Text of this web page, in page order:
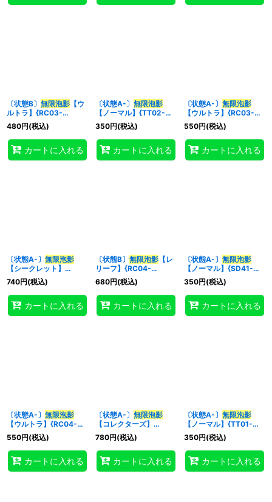
〔状態B〕 無限泡影 【ウ
ルトラ】{RC03-
JP049}《罠》
480円(税込)
カートに入れる
〔状態A-〕 無限泡影
【ノーマル】{TT02-
JPA26}《罠》
350円(税込)
カートに入れる
〔状態A-〕 無限泡影
【ウルトラ】{RC03-
JP049}《罠》
550円(税込)
カートに入れる
〔状態A-〕 無限泡影
【シークレット】
{QCDB-JP059}《罠》
740円(税込)
カートに入れる
〔状態B〕 無限泡影【レ
リーフ】{RC04-
JP076}《罠》
680円(税込)
カートに入れる
〔状態A-〕 無限泡影
【ノーマル】{SD41-
JP037}《罠》
350円(税込)
カートに入れる
〔状態A-〕 無限泡影
【ウルトラ】{RC04-
JP076}《罠》
550円(税込)
カートに入れる
〔状態A-〕 無限泡影
【コレクターズ】
{RC04-JP076}《罠》
780円(税込)
カートに入れる
〔状態A-〕 無限泡影
【ノーマル】{TT01-
JPC26}《罠》
350円(税込)
カートに入れる